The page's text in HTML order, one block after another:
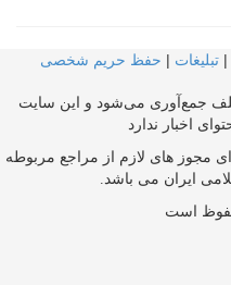
| تبلیغات | حفظ حریم شخصی
جمع‌آوری می‌شود و این سایت
اخبار ندارد
مجوز های لازم از مراجع مربوطه
ایران می باشد.
است